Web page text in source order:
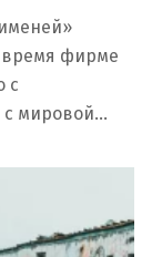
время фирме
с
с мировой…